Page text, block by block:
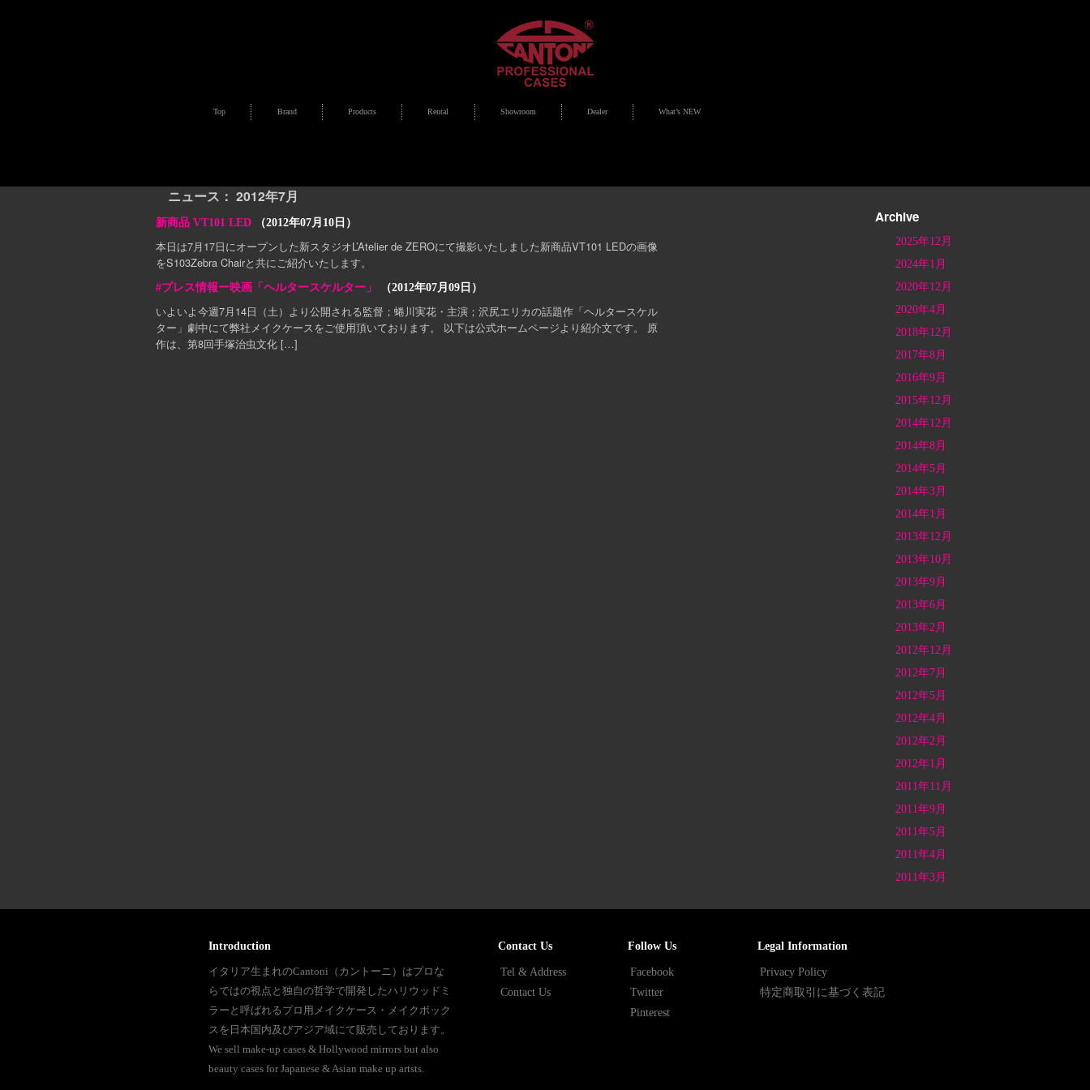
Top Brand Products Rental Showroom Dealer What’s NEW
ニュース： 2012年7月
新商品 VT101 LED （2012年07月10日）
本日は7月17日にオープンした新スタジオL’Atelier de ZEROにて撮影いたしました新商品VT101 LEDの画像
をS103Zebra Chairと共にご紹介いたします。
#プレス情報ー映画「ヘルタースケルター」 （2012年07月09日）
いよいよ今週7月14日（土）より公開される監督；蜷川実花・主演；沢尻エリカの話題作「ヘルタースケル
ター」劇中にて弊社メイクケースをご使用頂いております。 以下は公式ホームページより紹介文です。 原
作は、第8回手塚治虫文化 […]
Archive
2025年12月
2024年1月
2020年12月
2020年4月
2018年12月
2017年8月
2016年9月
2015年12月
2014年12月
2014年8月
2014年5月
2014年3月
2014年1月
2013年12月
2013年10月
2013年9月
2013年6月
2013年2月
2012年12月
2012年7月
2012年5月
2012年4月
2012年2月
2012年1月
2011年11月
2011年9月
2011年5月
2011年4月
2011年3月
Introduction
イタリア生まれのCantoni（カントーニ）はプロな
らではの視点と独自の哲学で開発したハリウッドミ
ラーと呼ばれるプロ用メイクケース・メイクボック
スを日本国内及びアジア域にて販売しております。
We sell make-up cases & Hollywood mirrors but also
beauty cases for Japanese & Asian make up artsts.
Contact Us
Tel & Address
Contact Us
Follow Us
Facebook
Twitter
Pinterest
Legal Information
Privacy Policy
特定商取引に基づく表記